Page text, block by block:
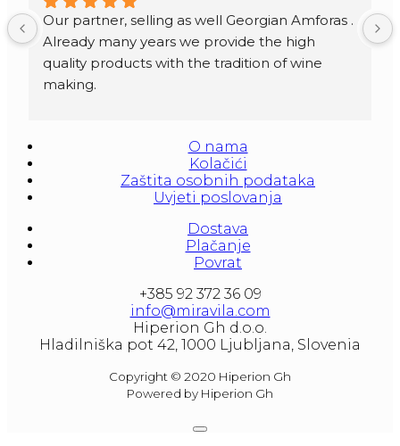
Our partner, selling as well Georgian Amforas .
Already many years we provide the high
quality products with the tradition of wine
making.
At our partners Miravila showroom you can
O nama
Kolačići
Zaštita osobnih podataka
Uvjeti poslovanja
Dostava
Plačanje
Povrat
+385 92 372 36 09
info@miravila.com
Hiperion Gh d.o.o.
Hladilniška pot 42, 1000 Ljubljana, Slovenia
Copyright © 2020 Hiperion Gh
Powered by Hiperion Gh